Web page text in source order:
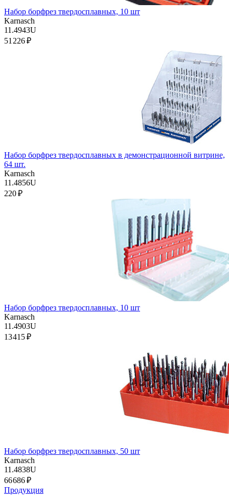
Набор борфрез твердосплавных, 10 шт
Karnasch
11.4943U
51 226 ₽
Набор борфрез твердосплавных в демонстрационной витрине,
64 шт.
Karnasch
11.4856U
220 ₽
Набор борфрез твердосплавных, 10 шт
Karnasch
11.4903U
13 415 ₽
Набор борфрез твердосплавных, 50 шт
Karnasch
11.4838U
66 686 ₽
Продукция